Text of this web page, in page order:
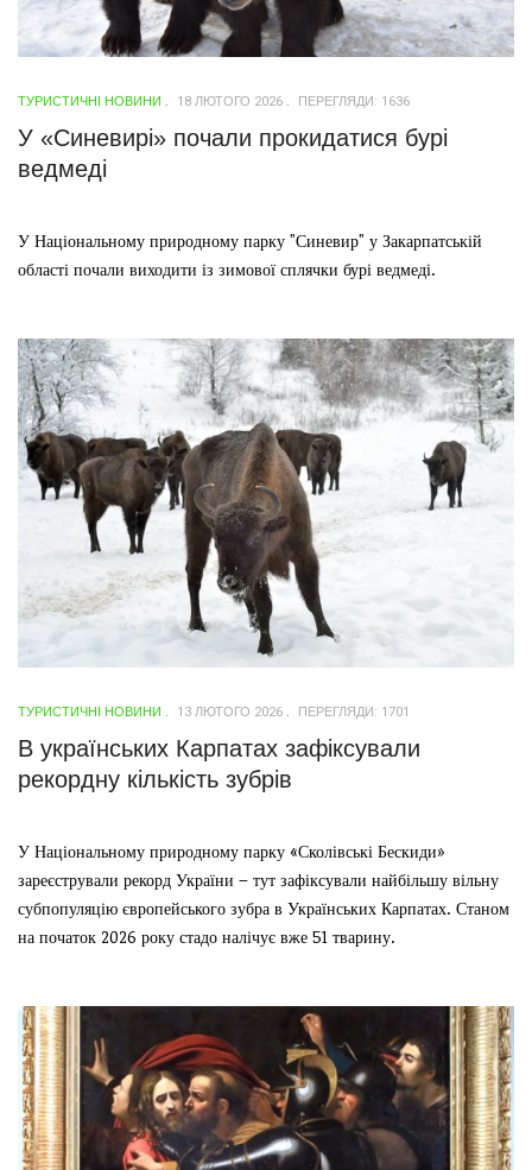
ТУРИСТИЧНІ НОВИНИ 18 ЛЮТОГО 2026 ПЕРЕГЛЯДИ: 1636
У «Синевирі» почали прокидатися бурі
ведмеді
У Національному природному парку "Синевир" у Закарпатській
області почали виходити із зимової сплячки бурі ведмеді.
ТУРИСТИЧНІ НОВИНИ 13 ЛЮТОГО 2026 ПЕРЕГЛЯДИ: 1701
В українських Карпатах зафіксували
рекордну кількість зубрів
У Національному природному парку «Сколівські Бескиди»
зареєстрували рекорд України – тут зафіксували найбільшу вільну
субпопуляцію європейського зубра в Українських Карпатах. Станом
на початок 2026 року стадо налічує вже 51 тварину.